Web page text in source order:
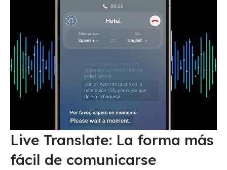
Live Translate: La forma más
fácil de comunicarse